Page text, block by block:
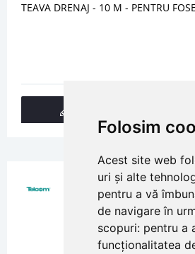
Folosim
Acest site web
uri și alte
pentru a vă
de navigare în
scopuri: pentru a
funcționalitatea
TEAVA DRENAJ - 10 M - PENTRU